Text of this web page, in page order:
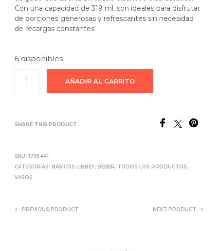
Con una capacidad de 319 ml, son ideales para disfrutar
de porciones generosas y refrescantes sin necesidad
de recargas constantes.
6 disponibles
AÑADIR AL CARRITO
SHARE THIS PRODUCT
SKU: 1795441
CATEGORÍAS: BÁSICOS LIBBEY, BEBER, TODOS LOS PRODUCTOS,
VASOS
PREVIOUS PRODUCT NEXT PRODUCT